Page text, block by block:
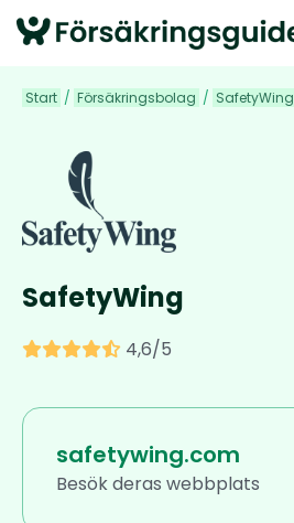
Start / Försäkringsbolag / SafetyWing
SafetyWing
4,6/5
safetywing.com
Besök deras webbplats